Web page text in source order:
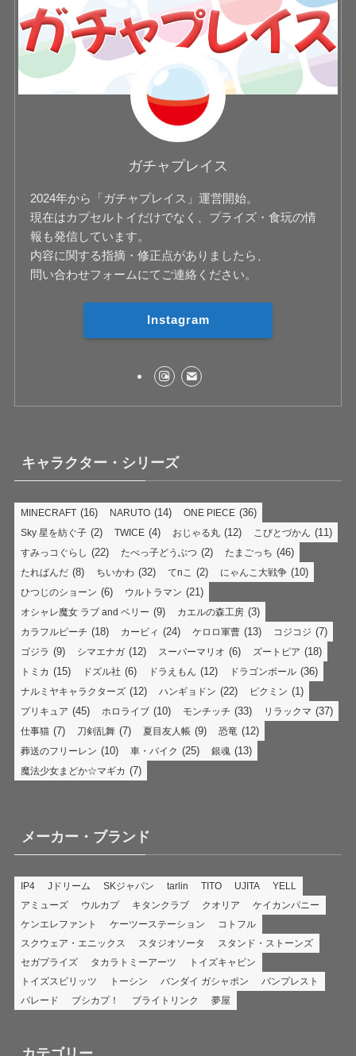
ガチャプレイス
2024年から「ガチャプレイス」運営開始。
現在はカプセルトイだけでなく、プライズ・食玩の情
報も発信しています。
内容に関する指摘・修正点がありましたら、
問い合わせフォームにてご連絡ください。
Instagram
キャラクター・シリーズ
MINECRAFT (16) NARUTO (14) ONE PIECE (36)
Sky 星を紡ぐ子 (2) TWICE (4) おじゃる丸 (12) こびとづかん (11)
すみっコぐらし (22) たべっ子どうぶつ (2) たまごっち (46)
たれぱんだ (8) ちいかわ (32) てnこ (2) にゃんこ大戦争 (10)
ひつじのショーン (6) ウルトラマン (21)
オシャレ魔女 ラブ and ベリー (9) カエルの森工房 (3)
カラフルピーチ (18) カービィ (24) ケロロ軍曹 (13) コジコジ (7)
ゴジラ (9) シマエナガ (12) スーパーマリオ (6) ズートピア (18)
トミカ (15) ドズル社 (6) ドラえもん (12) ドラゴンボール (36)
ナルミヤキャラクターズ (12) ハンギョドン (22) ピクミン (1)
プリキュア (45) ホロライブ (10) モンチッチ (33) リラックマ (37)
仕事猫 (7) 刀剣乱舞 (7) 夏目友人帳 (9) 恐竜 (12)
葬送のフリーレン (10) 車・バイク (25) 銀魂 (13)
魔法少女まどか☆マギカ (7)
メーカー・ブランド
IP4 Jドリーム SKジャパン tarlin TITO UJITA
YELL
アミューズ
ウルカプ キタンクラブ クオリア
ケイカンパニー
ケンエレファント
ケーツーステーション
コトフル
スクウェア・エニックス
スタジオソータ
スタンド・ストーンズ
セガプライズ
タカラトミーアーツ
トイズキャビン
トイズスピリッツ
トーシン バンダイ ガシャポン
バンプレスト
パレード
ブシカプ！ ブライトリンク 夢屋